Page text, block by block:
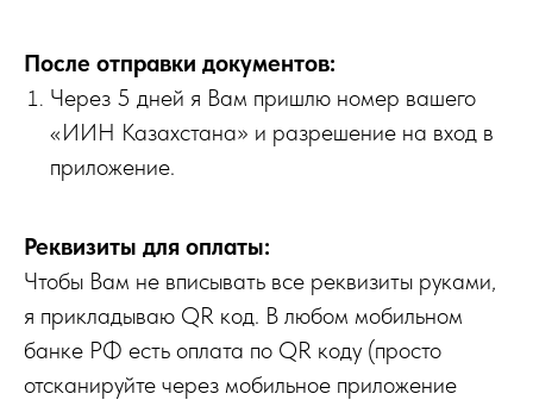
После отправки документов:
Через 5 дней я Вам пришлю номер вашего
«ИИН Казахстана» и разрешение на вход в
приложение.
Реквизиты для оплаты:
Чтобы Вам не вписывать все реквизиты руками,
я прикладываю QR код. В любом мобильном
банке РФ есть оплата по QR коду (просто
отсканируйте через мобильное приложение